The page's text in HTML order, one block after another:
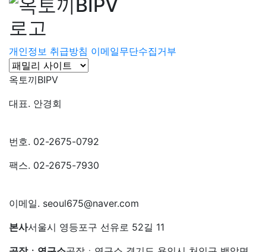
개인정보 취급방침 이메일무단수집거부
옥토끼BIPV
대표. 안경회
번호. 02-2675-0792
팩스. 02-2675-7930
이메일. seoul675@naver.com
본사서울시 영등포구 선유로 52길 11